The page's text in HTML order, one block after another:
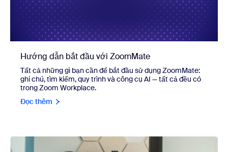
Hướng dẫn bắt đầu với ZoomMate
Tất cả những gì bạn cần để bắt đầu sử dụng ZoomMate:
ghi chú, tìm kiếm, quy trình và công cụ AI — tất cả đều có
trong Zoom Workplace.
Đọc thêm